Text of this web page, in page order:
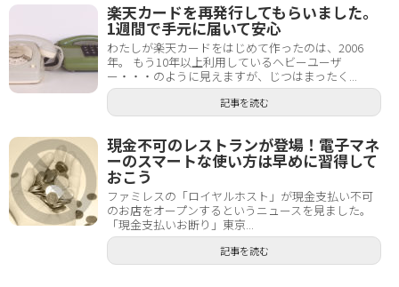
楽天カードを再発行してもらいました。
1週間で手元に届いて安心
わたしが楽天カードをはじめて作ったのは、2006
年。 もう10年以上利用しているヘビーユーザ
ー・・・のように見えますが、じつはまったく...
記事を読む
現金不可のレストランが登場！電子マネ
ーのスマートな使い方は早めに習得して
おこう
ファミレスの「ロイヤルホスト」が現金支払い不可
のお店をオープンするというニュースを見ました。
「現金支払いお断り」東京...
記事を読む